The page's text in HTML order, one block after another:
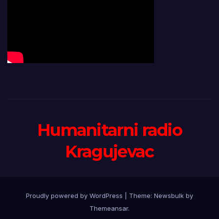
Humanitarni radio
Kragujevac
Proudly powered by WordPress Theme: Newsbulk by
Themeansar.